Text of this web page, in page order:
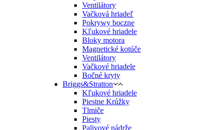
Ventilátory
Vačková hriadeľ
Pokrywy boczne
Kľukové hriadele
Bloky motora
Magnetické kotúče
Ventilátory
Vačkové hriadele
Bočné kryty
Briggs&Stratton
Kľukové hriadele
Piestne Krúžky
Tlmiče
Piesty
Palivové nádrže